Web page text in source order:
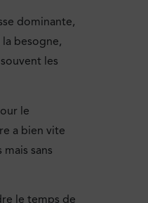
dominante,
besogne,
les
le
a bien vite
sans
le temps de